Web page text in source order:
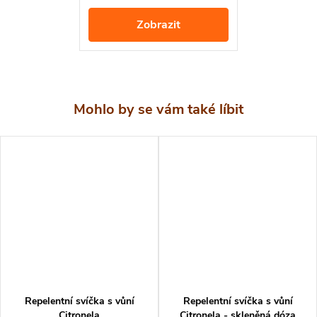
Složení
První pomoc při zasažení
Zobrazit
Repelentní svíčka s vůní
Repelentní svíčka s vůní